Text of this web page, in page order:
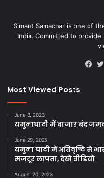
Simant Samachar is one of
India. Committed to
Most Viewed Posts
June 3, 2023
यमुनाघाटी में बाजार बंद
June 29, 2025
यमुना घाटी में अतिवृष्टि से
मजदूर लापता, देखे वीडियो
August 20, 2023